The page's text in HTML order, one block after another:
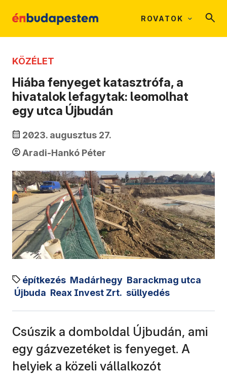
ROVATOK
KÖZÉLET
Hiába fenyeget katasztrófa, a
hivatalok lefagytak: leomolhat
egy utca Újbudán
2023. augusztus 27.
Aradi-Hankó Péter
építkezés Madárhegy Barackmag utca
Újbuda Reax Invest Zrt. süllyedés
Csúszik a domboldal Újbudán, ami
egy gázvezetéket is fenyeget. A
helyiek a közeli vállalkozót